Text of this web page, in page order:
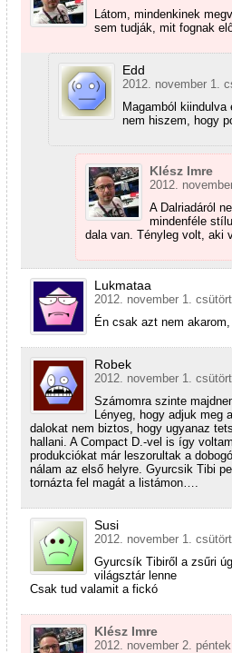
Látom, mindenkinek
sem tudják, mit fognak
Edd
2012. november 1.
Magamból
nem hiszem, hogy
Klész Imre
2012.
A Dalriadáról
mindenféle
dala van. Tényleg volt, aki
Lukmataa
2012. november 1.
Én csak azt nem
Robek
2012. november 1.
Számomra szinte
Lényeg, hogy adjuk meg
dalokat nem biztos, hogy ugyanaz
hallani. A Compact D.-vel is így
produkciókat már leszorultak a
nálam az első helyre. Gyurcsik Tibi
tornázta fel magát a listámon….
Susi
2012. november 1.
Gyurcsík Tibiről a zsűri
világsztár lenne
Csak tud valamit a fickó
Klész Imre
2012. november 2.